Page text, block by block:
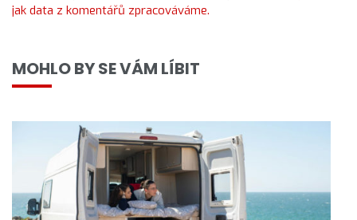
jak data z komentářů zpracováváme.
MOHLO BY SE VÁM LÍBIT